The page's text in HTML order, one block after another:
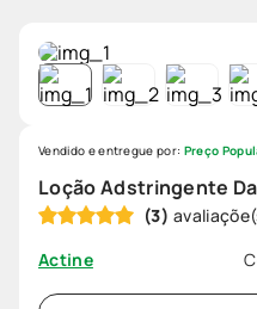
Loção Adstringente
(3)
Actine
Vendido e entregue por: Preço